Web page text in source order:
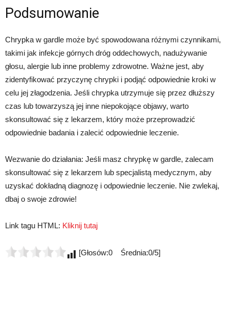
Podsumowanie
Chrypka w gardle może być spowodowana różnymi czynnikami,
takimi jak infekcje górnych dróg oddechowych, nadużywanie
głosu, alergie lub inne problemy zdrowotne. Ważne jest, aby
zidentyfikować przyczynę chrypki i podjąć odpowiednie kroki w
celu jej złagodzenia. Jeśli chrypka utrzymuje się przez dłuższy
czas lub towarzyszą jej inne niepokojące objawy, warto
skonsultować się z lekarzem, który może przeprowadzić
odpowiednie badania i zalecić odpowiednie leczenie.
Wezwanie do działania: Jeśli masz chrypkę w gardle, zalecam
skonsultować się z lekarzem lub specjalistą medycznym, aby
uzyskać dokładną diagnozę i odpowiednie leczenie. Nie zwlekaj,
dbaj o swoje zdrowie!
Link tagu HTML: Kliknij tutaj
[Głosów:0 Średnia:0/5]